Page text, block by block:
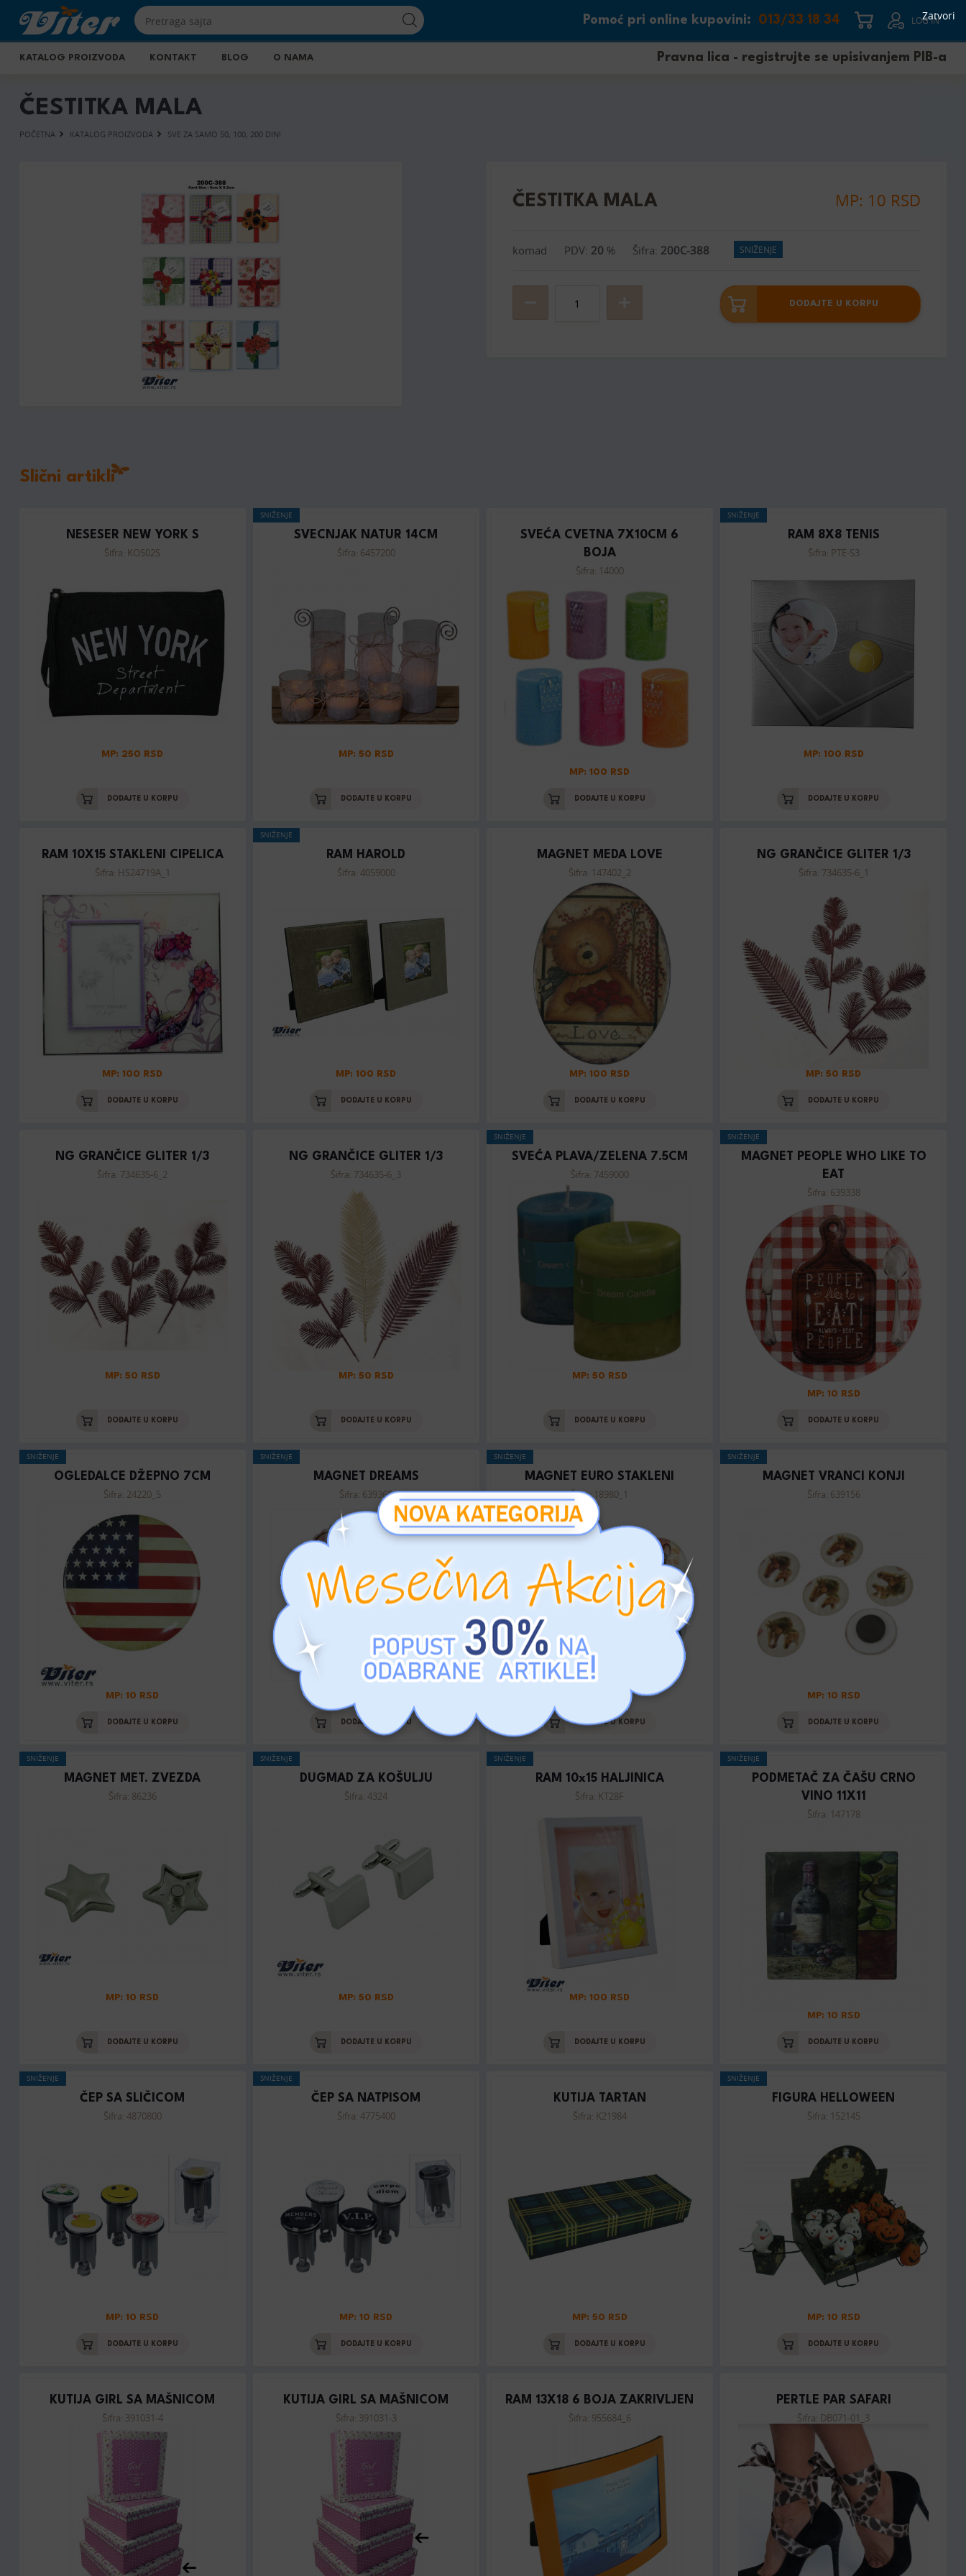
Pomoć pri online kupovini: 013/33 18 34 LOG IN
KATALOG PROIZVODA KONTAKT BLOG O NAMA Pravna lica - registrujte se upisivanjem PIB-a
ČESTITKA MALA
POČETNA KATALOG PROIZVODA SVE ZA SAMO 50, 100, 200 DIN!
MP: 10 RSD
ČESTITKA MALA
komad PDV: 20 % Šifra: 200C-388 SNIŽENJE
DODAJTE U KORPU
Slični artikli
NESESER NEW YORK S
Šifra: KOS02S
MP: 250 RSD
DODAJTE U KORPU
SNIŽENJE
SVECNJAK NATUR 14CM
Šifra: 6457200
MP: 50 RSD
DODAJTE U KORPU
SVEĆA CVETNA 7X10CM 6
BOJA
Šifra: 14000
MP: 100 RSD
DODAJTE U KORPU
SNIŽENJE
RAM 8X8 TENIS
Šifra: PTE-S3
MP: 100 RSD
DODAJTE U KORPU
RAM 10X15 STAKLENI CIPELICA
Šifra: HS24719A_1
MP: 100 RSD
DODAJTE U KORPU
SNIŽENJE
RAM HAROLD
Šifra: 4059000
MP: 100 RSD
DODAJTE U KORPU
MAGNET MEDA LOVE
Šifra: 147402_2
MP: 100 RSD
DODAJTE U KORPU
NG GRANČICE GLITER 1/3
Šifra: 734635-6_1
MP: 50 RSD
DODAJTE U KORPU
NG GRANČICE GLITER 1/3
Šifra: 734635-6_2
MP: 50 RSD
DODAJTE U KORPU
NG GRANČICE GLITER 1/3
Šifra: 734635-6_3
MP: 50 RSD
DODAJTE U KORPU
SNIŽENJE
SVEĆA PLAVA/ZELENA 7.5CM
Šifra: 7459000
MP: 50 RSD
DODAJTE U KORPU
SNIŽENJE
MAGNET PEOPLE WHO LIKE TO
EAT
Šifra: 639338
MP: 10 RSD
DODAJTE U KORPU
SNIŽENJE
OGLEDALCE DŽEPNO 7CM
Šifra: 24220_5
MP: 10 RSD
DODAJTE U KORPU
SNIŽENJE
MAGNET DREAMS
Šifra: 639369
DODAJTE U KORPU
SNIŽENJE
MAGNET EURO STAKLENI
Šifra: 18980_1
DODAJTE U KORPU
SNIŽENJE
MAGNET VRANCI KONJI
Šifra: 639156
MP: 10 RSD
DODAJTE U KORPU
SNIŽENJE
MAGNET MET. ZVEZDA
Šifra: 86236
MP: 10 RSD
DODAJTE U KORPU
SNIŽENJE
DUGMAD ZA KOŠULJU
Šifra: 4324
MP: 50 RSD
DODAJTE U KORPU
SNIŽENJE
RAM 10x15 HALJINICA
Šifra: KT28F
MP: 100 RSD
DODAJTE U KORPU
SNIŽENJE
PODMETAČ ZA ČAŠU CRNO
VINO 11X11
Šifra: 147178
MP: 10 RSD
DODAJTE U KORPU
SNIŽENJE
ČEP SA SLIČICOM
Šifra: 4870800
MP: 10 RSD
DODAJTE U KORPU
SNIŽENJE
ČEP SA NATPISOM
Šifra: 4775400
MP: 10 RSD
DODAJTE U KORPU
KUTIJA TARTAN
Šifra: K21984
MP: 50 RSD
DODAJTE U KORPU
SNIŽENJE
FIGURA HELLOWEEN
Šifra: 152145
MP: 10 RSD
DODAJTE U KORPU
KUTIJA GIRL SA MAŠNICOM
Šifra: 391031-4
KUTIJA GIRL SA MAŠNICOM
Šifra: 391031-3
RAM 13X18 6 BOJA ZAKRIVLJEN
Šifra: 955684_6
PERTLE PAR SAFARI
Šifra: DB071-01_3
Zatvori